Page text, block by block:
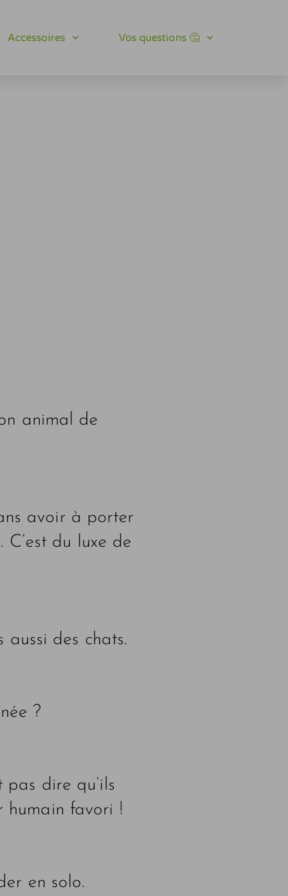
Accessoires Vos questions 🤔
animal de
avoir à porter
du luxe de
des chats.
?
dire qu’ils
humain favori !
en solo.